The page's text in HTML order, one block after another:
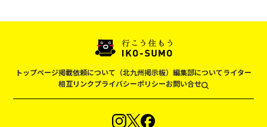
トップページ掲載依頼について（北九州掲示板） 編集部についてライター
相互リンクプライバシーポリシーお問い合せ